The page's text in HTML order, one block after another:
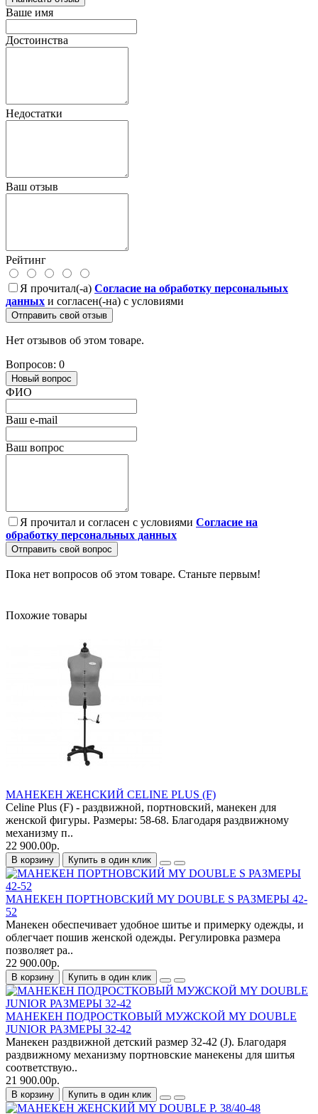
Ваше имя
Достоинства
Недостатки
Ваш отзыв
Рейтинг
Я прочитал(-а) Согласие на обработку персональных
данных и согласен(-на) с условиями
Отправить свой отзыв
Нет отзывов об этом товаре.
Вопросов: 0
Новый вопрос
ФИО
Ваш e-mail
Ваш вопрос
Я прочитал и согласен с условиями Согласие на
обработку персональных данных
Отправить свой вопрос
Пока нет вопросов об этом товаре. Станьте первым!
Похожие товары
МАНЕКЕН ЖЕНСКИЙ CELINE PLUS (F)
Celine Plus (F) - раздвижной, портновский, манекен для
женской фигуры. Размеры: 58-68. Благодаря раздвижному
механизму п..
22 900.00р.
В корзину Купить в один клик
МАНЕКЕН ПОРТНОВСКИЙ MY DOUBLE S РАЗМЕРЫ 42-
52
Манeкен обеспечивает удобное шитье и примерку одежды, и
облегчает пошив женской одежды. Регулировка размера
позволяет ра..
22 900.00р.
В корзину Купить в один клик
МАНЕКЕН ПОДРОСТКОВЫЙ МУЖСКОЙ MY DOUBLE
JUNIOR РАЗМЕРЫ 32-42
Манекен раздвижной детский размер 32-42 (J). Благодаря
раздвижному механизму портновские манекены для шитья
соответствую..
21 900.00р.
В корзину Купить в один клик